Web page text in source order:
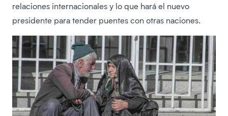
relaciones internacionales y lo que hará el nuevo
presidente para tender puentes con otras naciones.